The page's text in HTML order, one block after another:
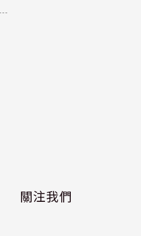
關注我們